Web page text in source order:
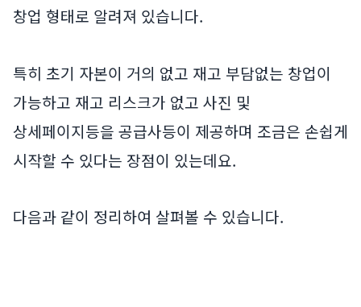
창업 형태로 알려져 있습니다.
특히 초기 자본이 거의 없고 재고 부담없는 창업이
가능하고 재고 리스크가 없고 사진 및
상세페이지등을 공급사등이 제공하며 조금은 손쉽게
시작할 수 있다는 장점이 있는데요.
다음과 같이 정리하여 살펴볼 수 있습니다.